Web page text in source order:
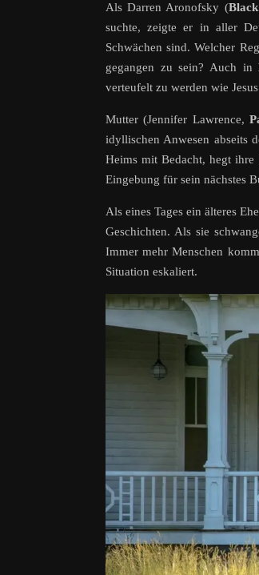
Als Darren Aronofsky (
suchte, zeigte er in aller
Schwächen sind. Welcher
gegangen zu sein? Auch in
verteufelt zu werden wie
Mutter (Jennifer Lawrence,
idyllischen Anwesen abseits
Heims mit Bedacht, hegt
Eingebung für sein nächstes
Als eines Tages ein älteres
Geschichten. Als sie
Immer mehr Menschen
Situation eskaliert.